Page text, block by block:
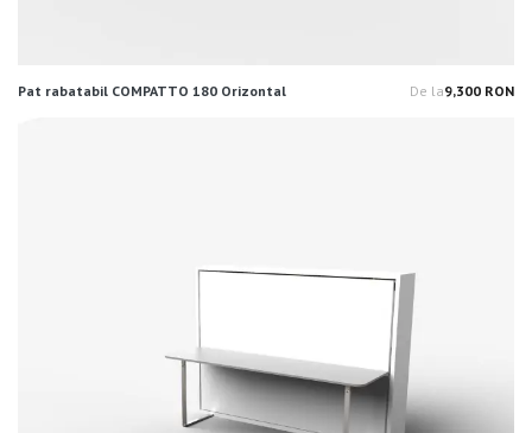
Pat rabatabil COMPATTO 180 Orizontal De la9,300 RON